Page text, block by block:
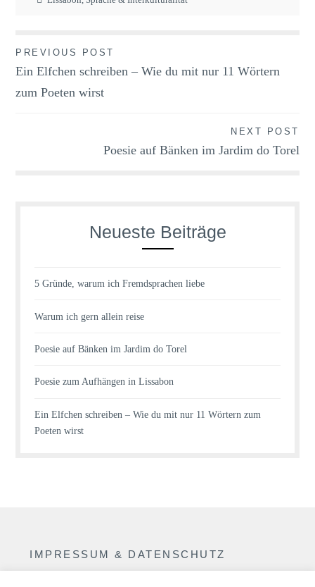
Beitragsnavigation
PREVIOUS POST
Ein Elfchen schreiben – Wie du mit nur 11 Wörtern
zum Poeten wirst
NEXT POST
Poesie auf Bänken im Jardim do Torel
Neueste Beiträge
5 Gründe, warum ich Fremdsprachen liebe
Warum ich gern allein reise
Poesie auf Bänken im Jardim do Torel
Poesie zum Aufhängen in Lissabon
Ein Elfchen schreiben – Wie du mit nur 11 Wörtern zum
Poeten wirst
IMPRESSUM & DATENSCHUTZ